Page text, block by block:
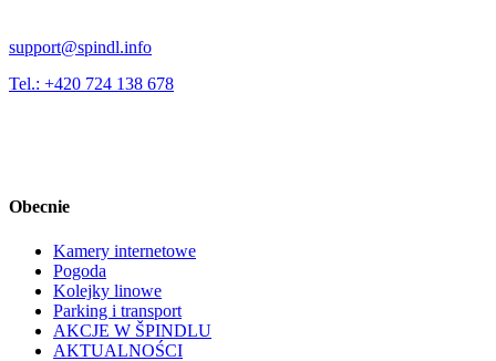
support@spindl.info
Tel.: +420 724 138 678
Obecnie
Kamery internetowe
Pogoda
Kolejky linowe
Parking i transport
AKCJE W ŠPINDLU
AKTUALNOŚCI